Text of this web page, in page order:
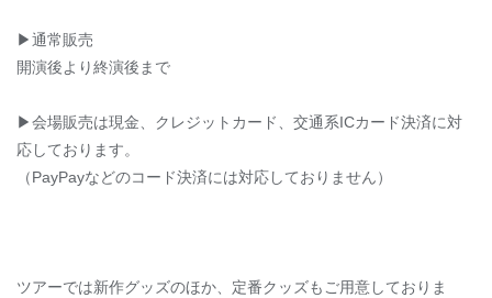
▶︎通常販売
開演後より終演後まで
▶︎会場販売は現金、クレジットカード、交通系ICカード決済に対
応しております。
（PayPayなどのコード決済には対応しておりません）
ツアーでは新作グッズのほか、定番クッズもご用意しておりま